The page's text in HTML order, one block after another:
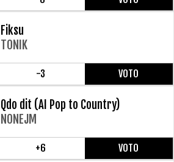
Fiksu
TONIK
-3 VOTO
Qdo dit (AI Pop to Country)
NONEJM
+6 VOTO